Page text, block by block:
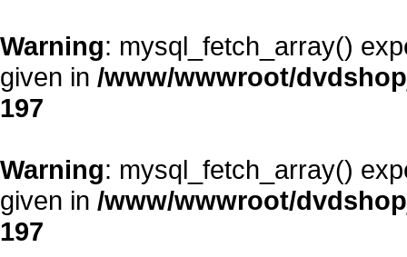
Warning: mysql_fetch_array()
given in /www/wwwroot/
197
Warning: mysql_fetch_array()
given in /www/wwwroot/
197